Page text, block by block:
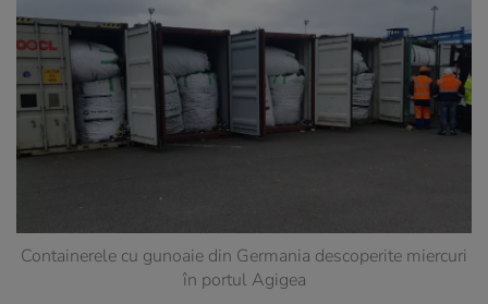
Containerele cu gunoaie din Germania descoperite miercuri
în portul Agigea